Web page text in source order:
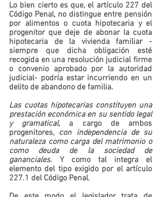
Lo bien cierto es que, el artículo 227 del
Código Penal, no distingue entre pensión
por alimentos o cuota hipotecaria y el
progenitor que deje de abonar la cuota
hipotecaria de la vivienda familiar -
siempre que dicha obligación esté
recogida en una resolución judicial firme
o convenio aprobado por la autoridad
judicial- podría estar incurriendo en un
delito de abandono de familia.
Las cuotas hipotecarias constituyen una
prestación económica en su sentido legal
y gramatical, a cargo de ambos
progenitores, con independencia de su
naturaleza como carga del matrimonio o
como deuda de la sociedad de
gananciales. Y como tal integra el
elemento del tipo exigido por el artículo
227.1 del Código Penal.